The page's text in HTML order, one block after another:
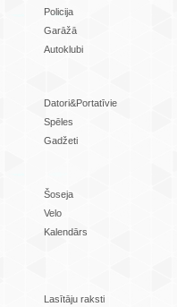
Policija
Garāžā
Autoklubi
Datori&Portatīvie
Spēles
Gadžeti
Šoseja
Velo
Kalendārs
Lasītāju raksti